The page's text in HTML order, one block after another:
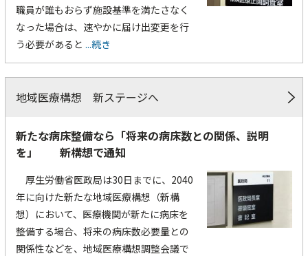
職員が誰もおらず施設基準を満たさなく
なった場合は、速やかに届け出変更を行
う必要があると ...続き
地域医療構想 新ステージへ
新たな病床整備なら「将来の病床数との関係、説明
を」 新構想で通知
厚生労働省医政局は30日までに、2040
年に向けた新たな地域医療構想（新構
想）において、医療機関が新たに病床を
整備する場合、将来の病床数必要量との
関係性などを、地域医療構想調整会議で